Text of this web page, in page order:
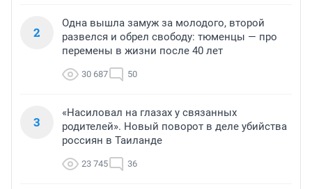
2
Одна вышла замуж за молодого, второй
развелся и обрел свободу: тюменцы — про
перемены в жизни после 40 лет
30 687 50
3
«Насиловал на глазах у связанных
родителей». Новый поворот в деле убийства
россиян в Таиланде
23 745 36